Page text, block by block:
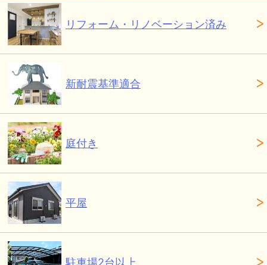
リフォーム・リノベーション済み
新耐震基準適合
庭付き
平屋
駐車場2台以上